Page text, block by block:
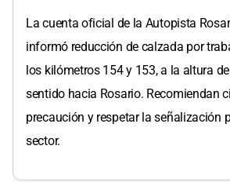
La cuenta oficial de la Autopista
informó reducción de calzada por
los kilómetros 154 y 153, a la altura
sentido hacia Rosario. Recomiendan
precaución y respetar la señalización
sector.